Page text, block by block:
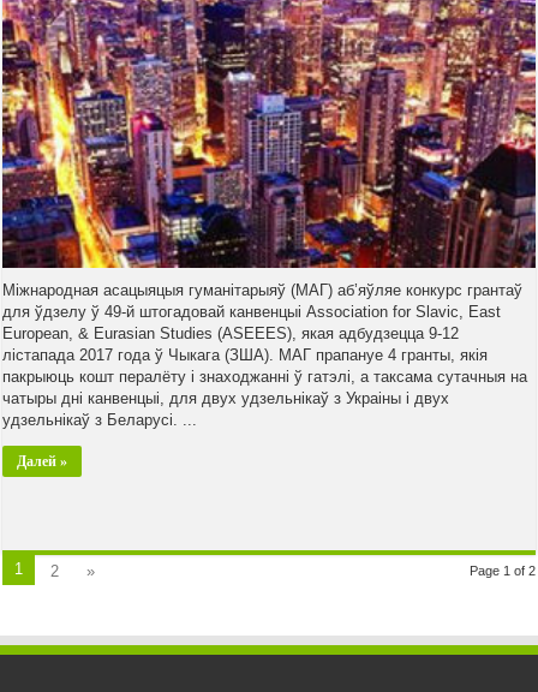
Міжнародная асацыяцыя гуманітарыяў (МАГ) аб’яўляе конкурс грантаў
для ўдзелу ў 49-й штогадовай канвенцыі Association for Slavic, East
European, & Eurasian Studies (ASEEES), якая адбудзецца 9-12
лістапада 2017 года ў Чыкага (ЗША). МАГ прапануе 4 гранты, якія
пакрыюць кошт пералёту і знаходжанні ў гатэлі, а таксама сутачныя на
чатыры дні канвенцыі, для двух удзельнікаў з Украіны і двух
удзельнікаў з Беларусі. ...
Далей »
Page 1 of 2
1 2 »